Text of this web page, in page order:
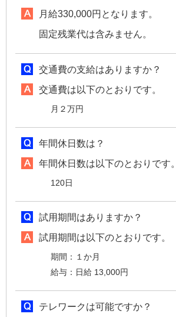
月給330,000円となります。
固定残業代は含みません。
交通費の支給はありますか？
交通費は以下のとおりです。
月２万円
年間休日数は？
年間休日数は以下のとおりです。
120日
試用期間はありますか？
試用期間は以下のとおりです。
期間：１か月
給与：日給 13,000円
テレワークは可能ですか？